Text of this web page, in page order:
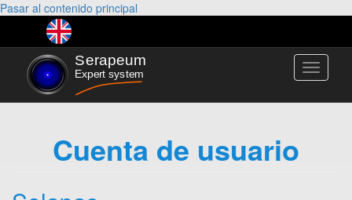
Pasar al contenido principal
Toggle
Cuenta de usuario